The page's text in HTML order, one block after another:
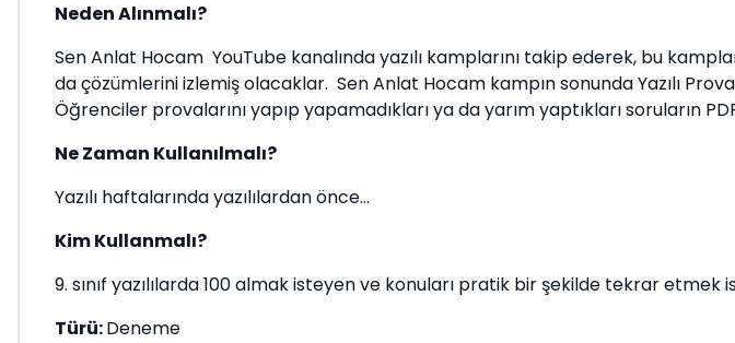
Neden Alınmalı?
Sen Anlat Hocam YouTube kanalında yazılı kamplarını takip ederek, bu
da çözümlerini izlemiş olacaklar. Sen Anlat Hocam kampın sonunda Yazılı
Öğrenciler provalarını yapıp yapamadıkları ya da yarım yaptıkları soruların
Ne Zaman Kullanılmalı?
Yazılı haftalarında yazılılardan önce...
Kim Kullanmalı?
9. sınıf yazılılarda 100 almak isteyen ve konuları pratik bir şekilde tekrar etmek
Türü:Deneme